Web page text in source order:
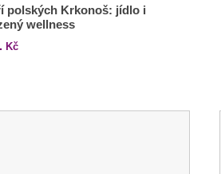
polských Krkonoš: jídlo i
wellness
Kč